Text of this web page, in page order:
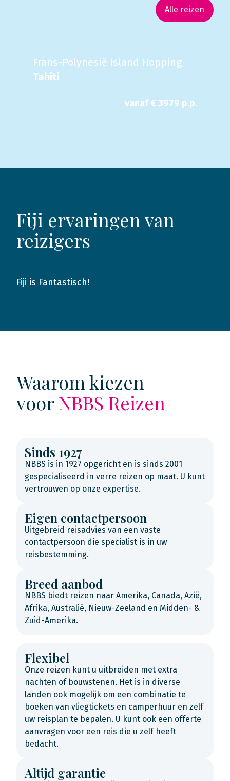
Alle reizen
Frans-Polynesië Island Hopping
Tahiti
vanaf € 3979 p.p.
Fiji ervaringen van
reizigers
2025
Fiji is Fantastisch!
Waarom kiezen
voorNBBS Reizen
Sinds 1927
NBBS is in 1927 opgericht en is sinds 2001
gespecialiseerd in verre reizen op maat. U kunt
vertrouwen op onze expertise.
Eigen contactpersoon
Uitgebreid reisadvies van een vaste
contactpersoon die specialist is in uw
reisbestemming.
Breed aanbod
NBBS biedt reizen naar Amerika, Canada, Azië,
Afrika, Australië, Nieuw-Zeeland en Midden- &
Zuid-Amerika.
Flexibel
Onze reizen kunt u uitbreiden met extra
nachten of bouwstenen. Het is in diverse
landen ook mogelijk om een combinatie te
boeken van vliegtickets en camperhuur en zelf
uw reisplan te bepalen. U kunt ook een offerte
aanvragen voor een reis die u zelf heeft
bedacht.
Altijd garantie